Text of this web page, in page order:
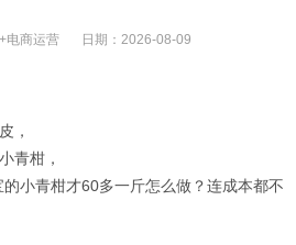
电商运营 日期： 2026-08-09
，
青柑，
小青柑才60多一斤怎么做？连成本都不